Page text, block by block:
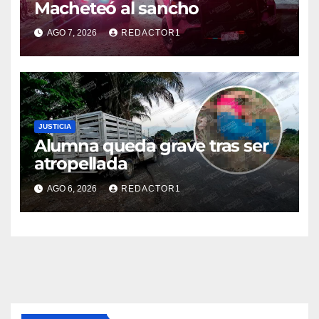
Macheteó al sancho
AGO 7, 2026 REDACTOR1
JUSTICIA
Alumna queda grave tras ser
atropellada
AGO 6, 2026 REDACTOR1